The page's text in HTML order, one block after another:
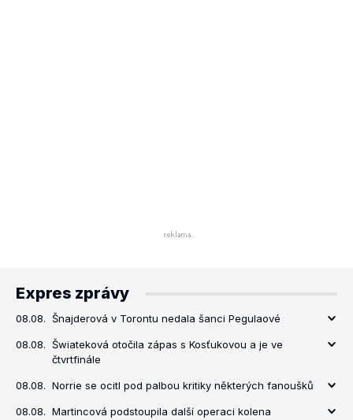
Expres zprávy
08.08. Šnajderová v Torontu nedala šanci Pegulaové
08.08. Šwiateková otočila zápas s Kosťukovou a je ve
čtvrtfinále
08.08. Norrie se ocitl pod palbou kritiky některých fanoušků
08.08. Martincová podstoupila další operaci kolena